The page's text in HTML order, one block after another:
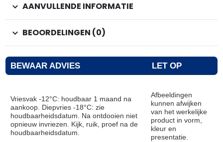
AANVULLENDE INFORMATIE
BEOORDELINGEN (0)
BEWAAR ADVIES LET OP
Vriesvak -12°C: houdbaar 1 maand na
aankoop. Diepvries -18°C: zie
houdbaarheidsdatum. Na ontdooien niet
opnieuw invriezen. Kijk, ruik, proef na de
houdbaarheidsdatum.
Afbeeldingen
kunnen afwijken
van het werkelijke
product in vorm,
kleur en
presentatie.